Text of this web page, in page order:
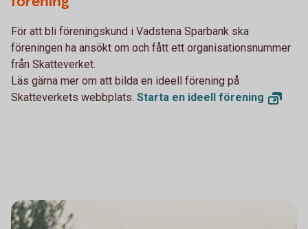
För att bli föreningskund i Vadstena Sparbank ska
föreningen ha ansökt om och fått ett organisationsnummer
från Skatteverket.
Läs gärna mer om att bilda en ideell förening på
Skatteverkets webbplats. Starta en ideell förening